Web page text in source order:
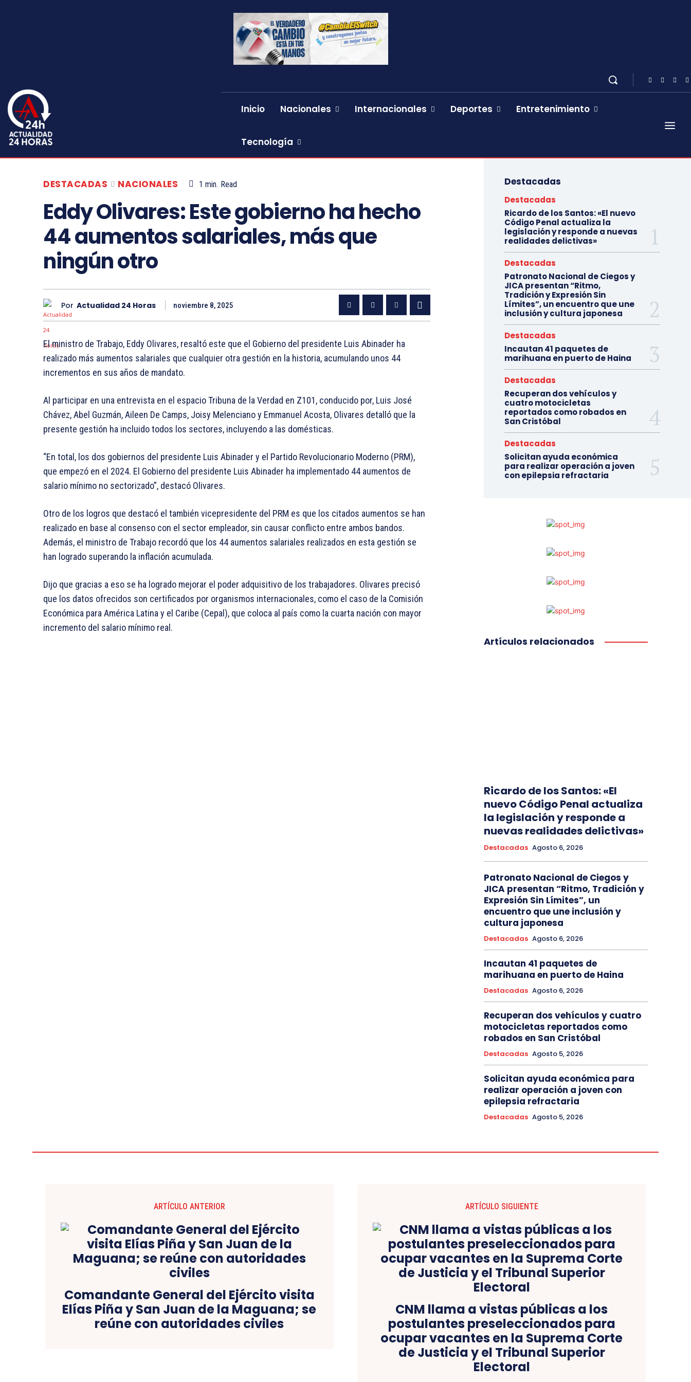
Inicio Nacionales Internacionales Deportes Entretenimiento
Tecnología
DESTACADAS NACIONALES 1 min. Read
Eddy Olivares: Este gobierno ha hecho
44 aumentos salariales, más que
ningún otro
Por Actualidad 24 Horas noviembre 8, 2025
El ministro de Trabajo, Eddy Olivares, resaltó este que el Gobierno del presidente Luis Abinader ha
realizado más aumentos salariales que cualquier otra gestión en la historia, acumulando unos 44
incrementos en sus años de mandato.
Al participar en una entrevista en el espacio Tribuna de la Verdad en Z101, conducido por, Luis José
Chávez, Abel Guzmán, Aileen De Camps, Joisy Melenciano y Emmanuel Acosta, Olivares detalló que la
presente gestión ha incluido todos los sectores, incluyendo a las domésticas.
“En total, los dos gobiernos del presidente Luis Abinader y el Partido Revolucionario Moderno (PRM),
que empezó en el 2024. El Gobierno del presidente Luis Abinader ha implementado 44 aumentos de
salario mínimo no sectorizado”, destacó Olivares.
Otro de los logros que destacó el también vicepresidente del PRM es que los citados aumentos se han
realizado en base al consenso con el sector empleador, sin causar conflicto entre ambos bandos.
Además, el ministro de Trabajo recordó que los 44 aumentos salariales realizados en esta gestión se
han logrado superando la inflación acumulada.
Dijo que gracias a eso se ha logrado mejorar el poder adquisitivo de los trabajadores. Olivares precisó
que los datos ofrecidos son certificados por organismos internacionales, como el caso de la Comisión
Económica para América Latina y el Caribe (Cepal), que coloca al país como la cuarta nación con mayor
incremento del salario mínimo real.
Destacadas
Destacadas
Ricardo de los Santos: «El nuevo
Código Penal actualiza la
legislación y responde a nuevas
realidades delictivas»
Destacadas
Patronato Nacional de Ciegos y
JICA presentan “Ritmo,
Tradición y Expresión Sin
Límites”, un encuentro que une
inclusión y cultura japonesa
Destacadas
Incautan 41 paquetes de
marihuana en puerto de Haina
Destacadas
Recuperan dos vehículos y
cuatro motocicletas
reportados como robados en
San Cristóbal
Destacadas
Solicitan ayuda económica
para realizar operación a joven
con epilepsia refractaria
Artículos relacionados
Ricardo de los Santos: «El
nuevo Código Penal actualiza
la legislación y responde a
nuevas realidades delictivas»
Destacadas Agosto 6, 2026
Patronato Nacional de Ciegos y
JICA presentan “Ritmo, Tradición y
Expresión Sin Límites”, un
encuentro que une inclusión y
cultura japonesa
Destacadas Agosto 6, 2026
Incautan 41 paquetes de
marihuana en puerto de Haina
Destacadas Agosto 6, 2026
Recuperan dos vehículos y cuatro
motocicletas reportados como
robados en San Cristóbal
Destacadas Agosto 5, 2026
Solicitan ayuda económica para
realizar operación a joven con
epilepsia refractaria
Destacadas Agosto 5, 2026
ARTÍCULO ANTERIOR
Comandante General del Ejército visita
Elías Piña y San Juan de la Maguana; se
reúne con autoridades civiles
ARTÍCULO SIGUIENTE
CNM llama a vistas públicas a los
postulantes preseleccionados para
ocupar vacantes en la Suprema Corte
de Justicia y el Tribunal Superior
Electoral